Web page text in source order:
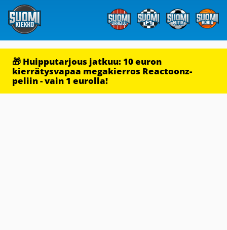
🎁 Huipputarjous jatkuu: 10 euron
kierrätysvapaa megakierros Reactoonz-
peliin - vain 1 eurolla!